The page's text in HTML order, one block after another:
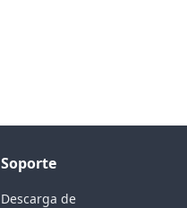
Soporte
Descarga de